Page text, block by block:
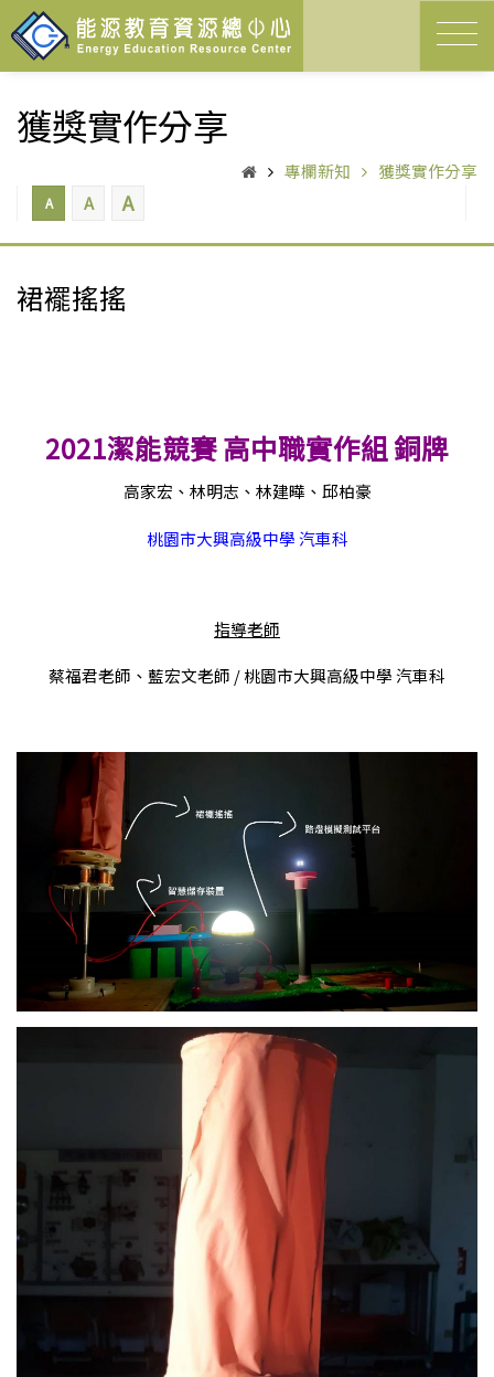
獲獎實作分享
專欄新知 獲獎實作分享
A A A
裙襬搖搖
2021潔能競賽 高中職實作組 銅牌
高家宏、林明志、林建曄、邱柏豪
桃園市大興高級中學 汽車科
指導老師
蔡福君老師、藍宏文老師 /桃園市大興高級中學 汽車科